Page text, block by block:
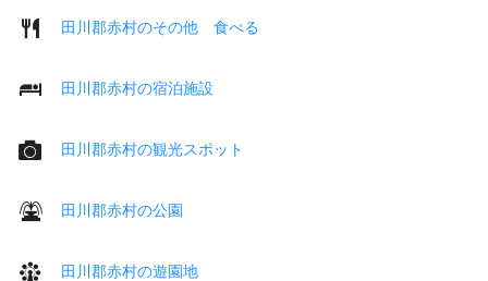
田川郡赤村のその他 食べる
田川郡赤村の宿泊施設
田川郡赤村の観光スポット
田川郡赤村の公園
田川郡赤村の遊園地